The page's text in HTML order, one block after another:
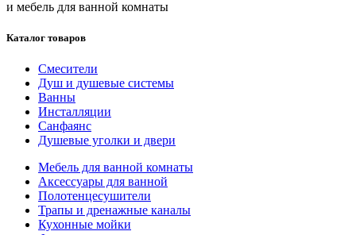
и мебель для ванной комнаты
Каталог товаров
Смесители
Душ и душевые системы
Ванны
Инсталляции
Санфаянс
Душевые уголки и двери
Мебель для ванной комнаты
Аксессуары для ванной
Полотенцесушители
Трапы и дренажные каналы
Кухонные мойки